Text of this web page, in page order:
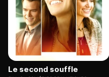
Le second souffle